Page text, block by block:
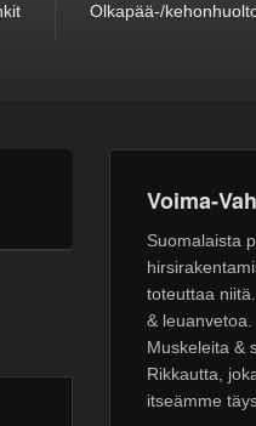
Olkapää-/
Voima-
Suomalaista
toteuttaa
& leuanvetoa.
Muskeleita &
Rikkautta,
itseämme